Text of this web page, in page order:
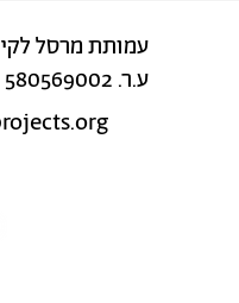
עמותת מרסל
ע.ר. 580569002